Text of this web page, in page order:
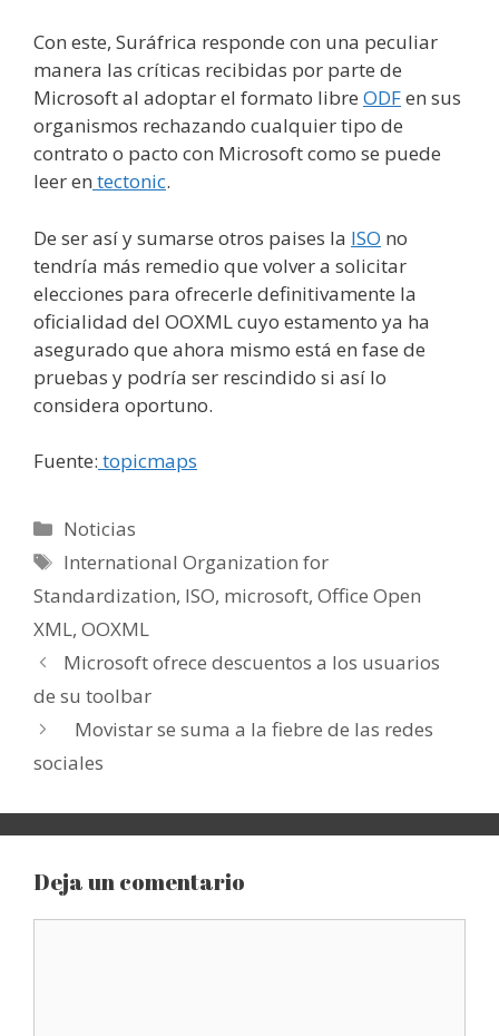
Con este, Suráfrica responde con una peculiar
manera las críticas recibidas por parte de
Microsoft al adoptar el formato libre ODFen sus
organismos rechazando cualquier tipo de
contrato o pacto con Microsoft como se puede
leer en tectonic.
De ser así y sumarse otros paises la ISO no
tendría más remedio que volver a solicitar
elecciones para ofrecerle definitivamente la
oficialidad del OOXML cuyo estamento ya ha
asegurado que ahora mismo está en fase de
pruebas y podría ser rescindido si así lo
considera oportuno.
Fuente: topicmaps
Categorías
Noticias
Etiquetas
International Organization for
Standardization, ISO, microsoft, Office Open
XML, OOXML
Microsoft ofrece descuentos a los usuarios
de su toolbar
Movistar se suma a la fiebre de las redes
sociales
Deja un comentario